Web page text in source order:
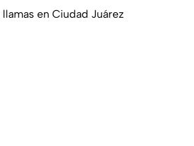
en Ciudad Juárez